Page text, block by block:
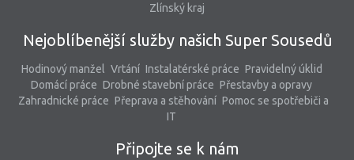
Zlínský kraj
Nejoblíbenější služby našich Super Sousedů
Hodinový manžel Vrtání Instalatérské práce Pravidelný úklid
Domácí práce Drobné stavební práce Přestavby a opravy
Zahradnické práce Přeprava a stěhování Pomoc se spotřebiči a
IT
Připojte se k nám